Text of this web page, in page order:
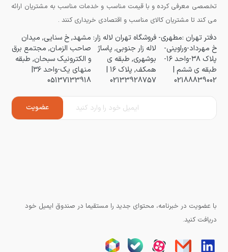
تخصصی معرفی کرده و با قیمت مناسب و خدمات مناسب به مشتریان ارائه
می کند تا مشتریان کالای مناسب و اقتصادی خریداری کنند .
دفتر تهران :مطهری-
خ مهرداد-وراوینی-
پلاک ۳۸-واحد ۱۶-
طبقه ی ششم |
02188839002
فروشگاه تهران لاله زار:
لاله زار جنوبی, پاساژ
بوشهری, طبقه ی
همکف, پلاک ۱۶ |
02133928757
مشهد, خ سنایی, میدان
صاحب الزمان, مجتمع برق
و الکترونیک سبحان, طبقه
منهای یک-واحد ۳۶|
05137133918
با عضویت در خبرنامه، محتوای جدید را مستقیما در صندوق ایمیل خود
دریافت کنید.